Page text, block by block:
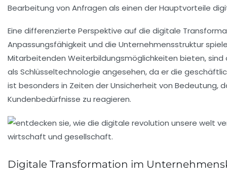
Bearbeitung von Anfragen als einen der Hauptvorteile
Eine differenzierte Perspektive auf die digitale
Anpassungsfähigkeit und die Unternehmensstruktur
Mitarbeitenden Weiterbildungsmöglichkeiten bieten,
als Schlüsseltechnologie angesehen, da er die
ist besonders in Zeiten derUnsicherheit von Bedeutung,
Kundenbedürfnisse zu reagieren.
Digitale Transformation im